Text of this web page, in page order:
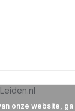
onze website,